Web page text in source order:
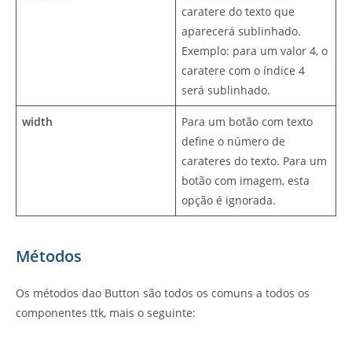
caratere do texto que
aparecerá sublinhado.
Exemplo: para um valor 4, o
caratere com o índice 4
será sublinhado.
width
Para um botão com texto
define o número de
carateres do texto. Para um
botão com imagem, esta
opção é ignorada.
Métodos
Os métodos dao Button são todos os comuns a todos os
componentes ttk, mais o seguinte: